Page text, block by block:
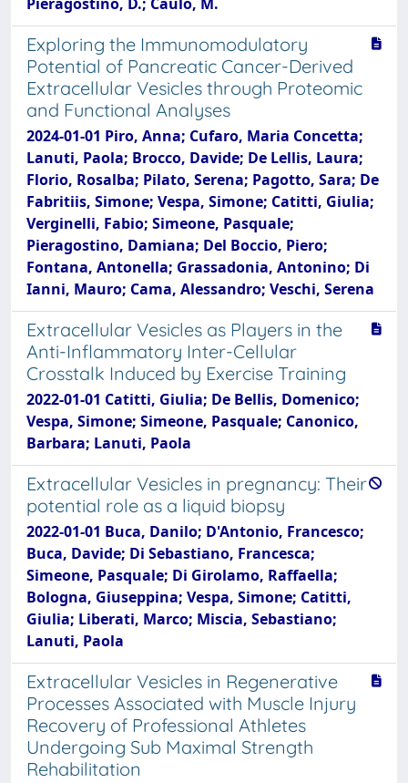
Exploring the Immunomodulatory
Potential of Pancreatic Cancer-Derived
Extracellular Vesicles through Proteomic
and Functional Analyses
2024-01-01 Piro, Anna; Cufaro, Maria Concetta;
Lanuti, Paola; Brocco, Davide; De Lellis, Laura;
Florio, Rosalba; Pilato, Serena; Pagotto, Sara; De
Fabritiis, Simone; Vespa, Simone; Catitti, Giulia;
Verginelli, Fabio; Simeone, Pasquale;
Pieragostino, Damiana; Del Boccio, Piero;
Fontana, Antonella; Grassadonia, Antonino; Di
Ianni, Mauro; Cama, Alessandro; Veschi, Serena
Extracellular Vesicles as Players in the
Anti-Inflammatory Inter-Cellular
Crosstalk Induced by Exercise Training
2022-01-01 Catitti, Giulia; De Bellis, Domenico;
Vespa, Simone; Simeone, Pasquale; Canonico,
Barbara; Lanuti, Paola
Extracellular Vesicles in pregnancy: Their
potential role as a liquid biopsy
2022-01-01 Buca, Danilo; D'Antonio, Francesco;
Buca, Davide; Di Sebastiano, Francesca;
Simeone, Pasquale; Di Girolamo, Raffaella;
Bologna, Giuseppina; Vespa, Simone; Catitti,
Giulia; Liberati, Marco; Miscia, Sebastiano;
Lanuti, Paola
Extracellular Vesicles in Regenerative
Processes Associated with Muscle Injury
Recovery of Professional Athletes
Undergoing Sub Maximal Strength
Rehabilitation